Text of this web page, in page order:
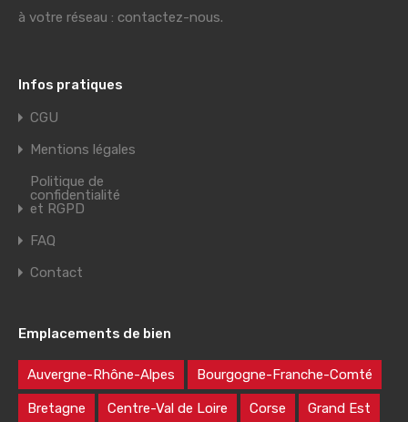
à votre réseau : contactez-nous.
Infos pratiques
CGU
Mentions légales
Politique de
confidentialité
et RGPD
FAQ
Contact
Emplacements de bien
Auvergne-Rhône-Alpes Bourgogne-Franche-Comté
Bretagne Centre-Val de Loire Corse Grand Est